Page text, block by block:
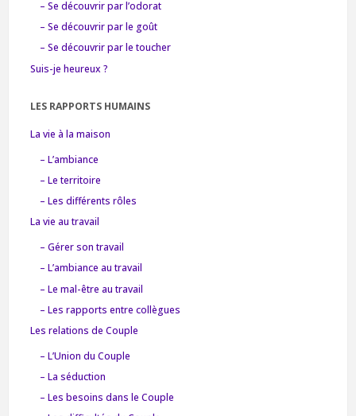
– Se découvrir par l’odorat
– Se découvrir par le goût
– Se découvrir par le toucher
Suis-je heureux ?
LES RAPPORTS HUMAINS
La vie à la maison
– L’ambiance
– Le territoire
– Les différents rôles
La vie au travail
– Gérer son travail
– L’ambiance au travail
– Le mal-être au travail
– Les rapports entre collègues
Les relations de Couple
– L’Union du Couple
– La séduction
– Les besoins dans le Couple